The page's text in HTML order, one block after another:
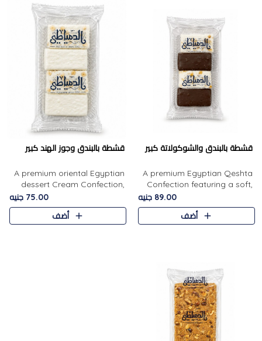
قشطة بالبندق والشوكولاتة كبير
A premium Egyptian Qeshta
Confection featuring a soft,
creamy texture paired with a
rich layer of premium
chocolate and the distinctive
89.00 جنيه
أضف
قشطة بالبندق وجوز الهند كبير
A premium oriental Egyptian
dessert Cream Confection,
featuring a soft, creamy
texture and the distinctive
flavor of roasted hazelnuts.
75.00 جنيه
أضف